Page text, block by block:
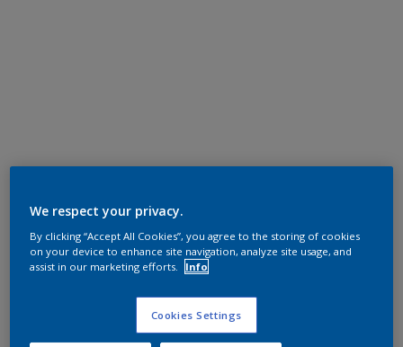
We respect your privacy.
By clicking “Accept All Cookies”, you agree to the storing of cookies
on your device to enhance site navigation, analyze site usage, and
assist in our marketing efforts.
Info
Cookies Settings